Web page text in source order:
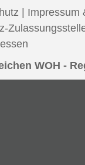
| Impressum
WOH -